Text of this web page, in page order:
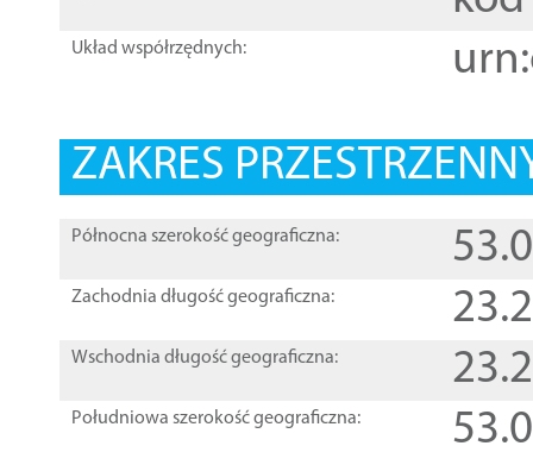
Układ współrzędnych:
ZAKRES
Północna szerokość geograficzna:
Zachodnia długość geograficzna:
Wschodnia długość geograficzna:
Południowa szerokość geograficzna: